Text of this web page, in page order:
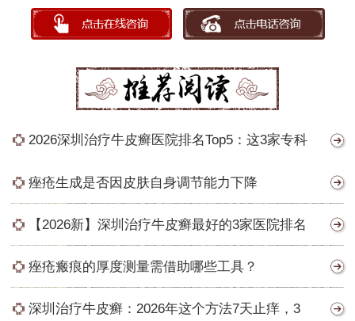
2026深圳治疗牛皮癣医院排名Top5：这3家专科
痤疮生成是否因皮肤自身调节能力下降
【2026新】深圳治疗牛皮癣最好的3家医院排名
痤疮瘢痕的厚度测量需借助哪些工具？
深圳治疗牛皮癣：2026年这个方法7天止痒，3